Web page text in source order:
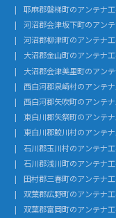
耶麻郡磐梯町のアンテナ
河沼郡会津坂下町のアン
河沼郡柳津町のアンテナ
大沼郡金山町のアンテナ
大沼郡会津美里町のアン
西白河郡泉崎村のアンテ
西白河郡矢吹町のアンテ
東白川郡矢祭町のアンテ
東白川郡鮫川村のアンテ
石川郡玉川村のアンテナ
石川郡浅川町のアンテナ
田村郡三春町のアンテナ
双葉郡広野町のアンテナ
双葉郡富岡町のアンテナ